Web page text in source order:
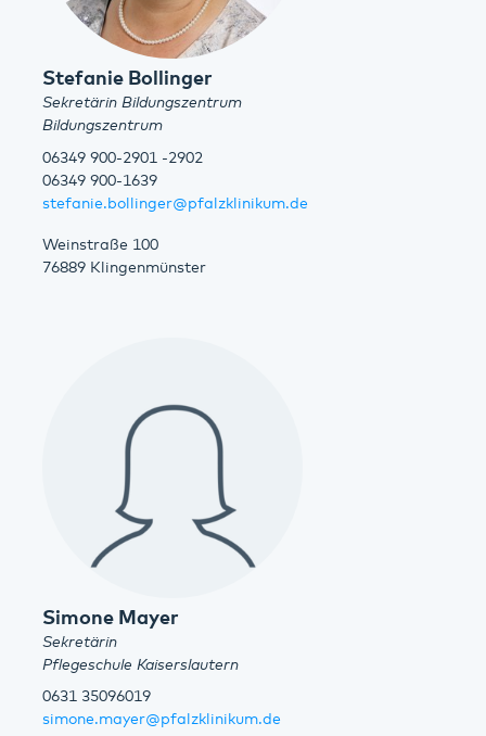
Stefanie Bollinger
Sekretärin Bildungszentrum
Bildungszentrum
06349 900-2901 -2902
06349 900-1639
stefanie.bollinger@pfalzklinikum.de
Weinstraße 100
76889 Klingenmünster
Simone Mayer
Sekretärin
Pflegeschule Kaiserslautern
0631 35096019
simone.mayer@pfalzklinikum.de